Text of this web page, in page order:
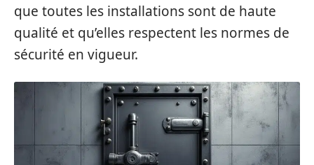
que toutes les installations sont de haute
qualité et qu’elles respectent les normes de
sécurité en vigueur.